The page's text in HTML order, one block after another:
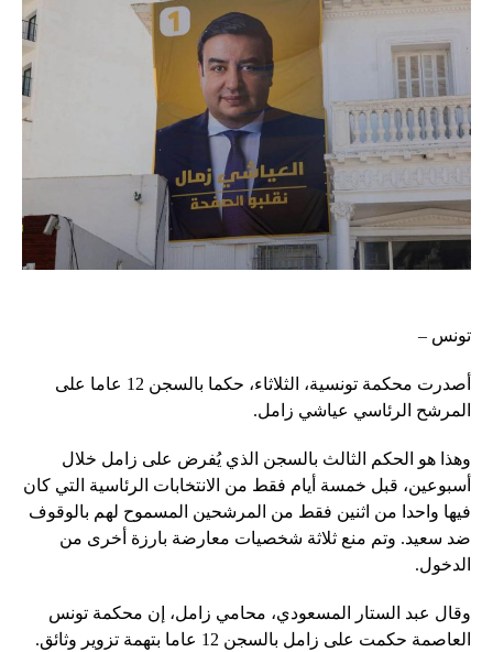
تونس –
أصدرت محكمة تونسية، الثلاثاء، حكما بالسجن 12 عاما على
المرشح الرئاسي عياشي زامل.
وهذا هو الحكم الثالث بالسجن الذي يُفرض على زامل خلال
أسبوعين، قبل خمسة أيام فقط من الانتخابات الرئاسية التي كان
فيها واحدا من اثنين فقط من المرشحين المسموح لهم بالوقوف
ضد سعيد. وتم منع ثلاثة شخصيات معارضة بارزة أخرى من
الدخول.
وقال عبد الستار المسعودي، محامي زامل، إن محكمة تونس
العاصمة حكمت على زامل بالسجن 12 عاما بتهمة تزوير وثائق.